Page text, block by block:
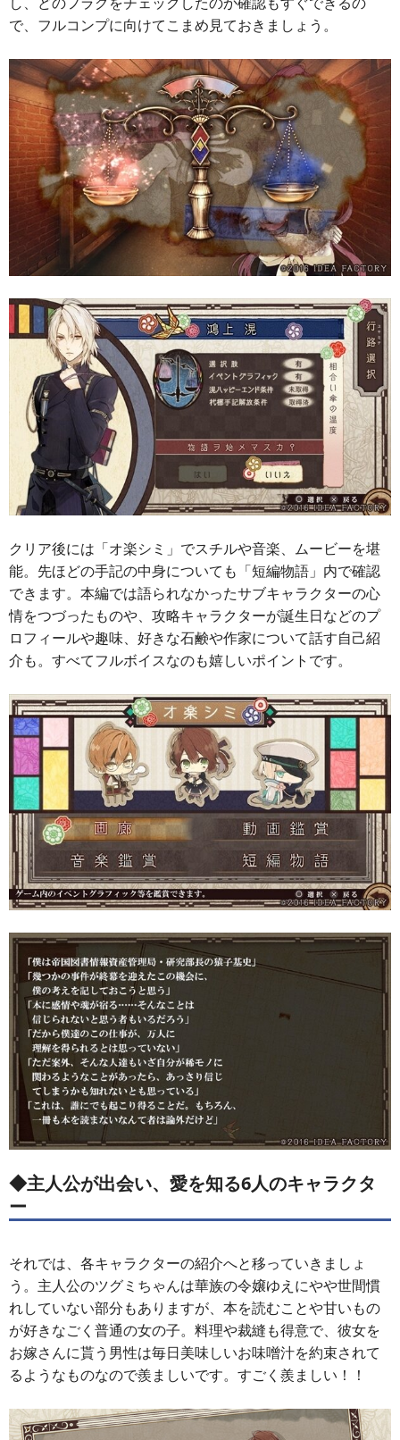
で、フルコンプに向けてこまめ見ておきましょう。
クリア後には「オ楽シミ」でスチルや音楽、ムービーを堪
能。先ほどの手記の中身についても「短編物語」内で確認
できます。本編では語られなかったサブキャラクターの心
情をつづったものや、攻略キャラクターが誕生日などのプ
ロフィールや趣味、好きな石鹸や作家について話す自己紹
介も。すべてフルボイスなのも嬉しいポイントです。
◆主人公が出会い、愛を知る6人のキャラクタ
ー
それでは、各キャラクターの紹介へと移っていきましょ
う。主人公のツグミちゃんは華族の令嬢ゆえにやや世間慣
れしていない部分もありますが、本を読むことや甘いもの
が好きなごく普通の女の子。料理や裁縫も得意で、彼女を
お嫁さんに貰う男性は毎日美味しいお味噌汁を約束されて
るようなものなので羨ましいです。すごく羨ましい！！